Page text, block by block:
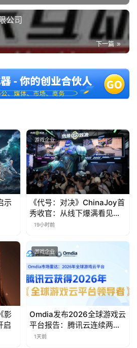
公司
下一篇
示
游戏企业
《代号：对决》ChinaJoy首
秀收官：从线下爆满看见玩
家的真实期待
19小时前
影
启
游戏企业
Omdia发布2026全球游戏云
平台报告：腾讯云连续两年
入选“领导者”象限
1天前